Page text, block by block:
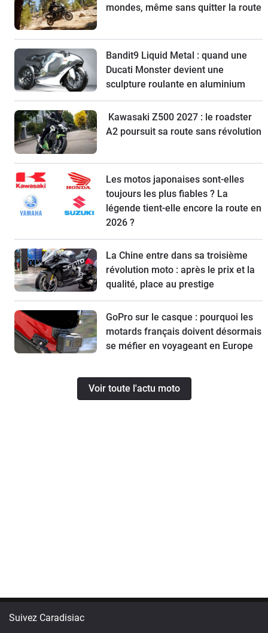
mondes, même sans quitter la route
Bandit9 Liquid Metal : quand une
Ducati Monster devient une
sculpture roulante en aluminium
Kawasaki Z500 2027 : le roadster
A2 poursuit sa route sans révolution
Les motos japonaises sont-elles
toujours les plus fiables ? La
légende tient-elle encore la route en
2026 ?
La Chine entre dans sa troisième
révolution moto : après le prix et la
qualité, place au prestige
GoPro sur le casque : pourquoi les
motards français doivent désormais
se méfier en voyageant en Europe
Voir toute l'actu moto
Suivez Caradisiac